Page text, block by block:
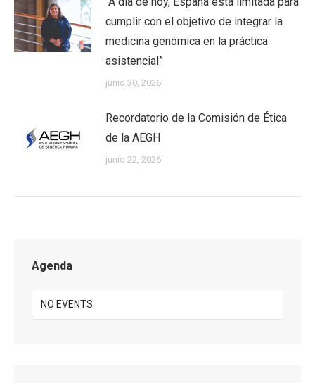
cumplir con el objetivo de integrar la
medicina genómica en la práctica
asistencial”
junio 30, 2026
Recordatorio de la Comisión de Ética
de la AEGH
junio 22, 2026
Agenda
NO EVENTS